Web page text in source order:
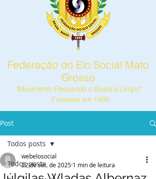
Federação do Elo Social Mato
Grosso
"Movimento Passando o Brasil a Limpo"
Fundado em 1990
Post
Todos posts
Todos posts
webelosocial
22 de set. de 2025 1 min de leitura